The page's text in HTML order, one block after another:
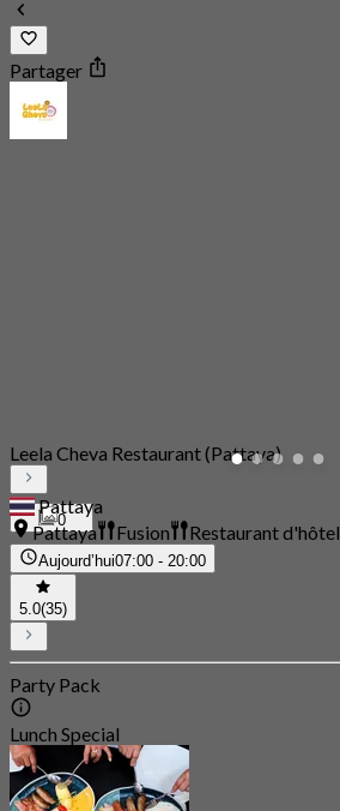
Partager
0
Leela Cheva Restaurant (Pattaya)
Pattaya
Pattaya
Fusion Restaurant d'hôtel
Aujourd’hui07:00 - 20:00
5.0(35)
Party Pack
Lunch Special